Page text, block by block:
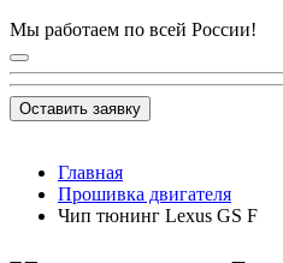
Мы работаем по всей России!
Оставить заявку
Главная
Прошивка двигателя
Чип тюнинг Lexus GS F